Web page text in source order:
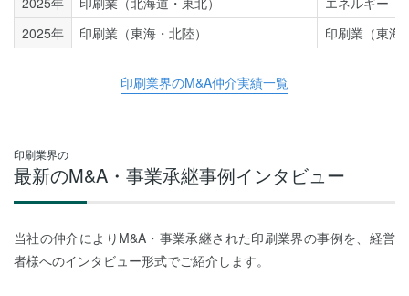
2025年
印刷業（東海・北陸） 印刷業（東海
印刷業界のM&A仲介実績一覧
印刷業界の
最新のM&A・事業承継事例インタビュー
当社の仲介によりM&A・事業承継された印刷業界の事例を、経営
者様へのインタビュー形式でご紹介します。